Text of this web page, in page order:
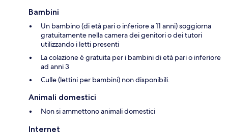
Bambini
Un bambino (di età pari o inferiore a 11 anni) soggiorna
gratuitamente nella camera dei genitori o dei tutori
utilizzando i letti presenti
La colazione è gratuita per i bambini di età pari o inferiore
ad anni 3
Culle (lettini per bambini) non disponibili.
Animali domestici
Non si ammettono animali domestici
Internet